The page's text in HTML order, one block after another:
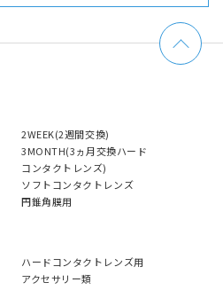
2WEEK(2週間交換)
3MONTH(3ヵ月交換ハード
コンタクトレンズ)
ソフトコンタクトレンズ
円錐角膜用
ハードコンタクトレンズ用
アクセサリー類